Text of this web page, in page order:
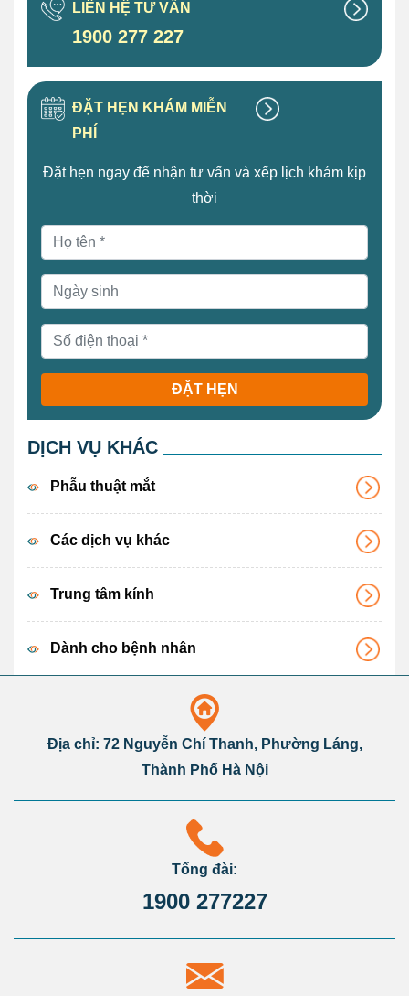
LIÊN HỆ TƯ VẤN
1900 277 227
ĐẶT HẸN KHÁM MIỄN
PHÍ
Đặt hẹn ngay để nhận tư vấn và xếp lịch khám kịp
thời
ĐẶT HẸN
DỊCH VỤ KHÁC
Phẫu thuật mắt
Các dịch vụ khác
Trung tâm kính
Dành cho bệnh nhân
Địa chỉ: 72 Nguyễn Chí Thanh, Phường Láng,
Thành Phố Hà Nội
Tổng đài:
1900 277227